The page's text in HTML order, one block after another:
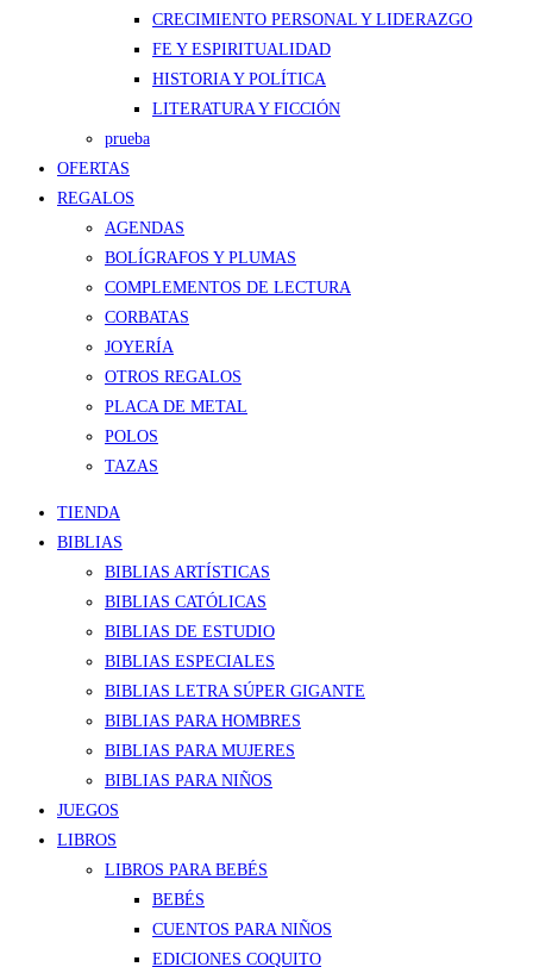
CRECIMIENTO PERSONAL Y LIDERAZGO
FE Y ESPIRITUALIDAD
HISTORIA Y POLÍTICA
LITERATURA Y FICCIÓN
prueba
OFERTAS
REGALOS
AGENDAS
BOLÍGRAFOS Y PLUMAS
COMPLEMENTOS DE LECTURA
CORBATAS
JOYERÍA
OTROS REGALOS
PLACA DE METAL
POLOS
TAZAS
TIENDA
BIBLIAS
BIBLIAS ARTÍSTICAS
BIBLIAS CATÓLICAS
BIBLIAS DE ESTUDIO
BIBLIAS ESPECIALES
BIBLIAS LETRA SÚPER GIGANTE
BIBLIAS PARA HOMBRES
BIBLIAS PARA MUJERES
BIBLIAS PARA NIÑOS
JUEGOS
LIBROS
LIBROS PARA BEBÉS
BEBÉS
CUENTOS PARA NIÑOS
EDICIONES COQUITO